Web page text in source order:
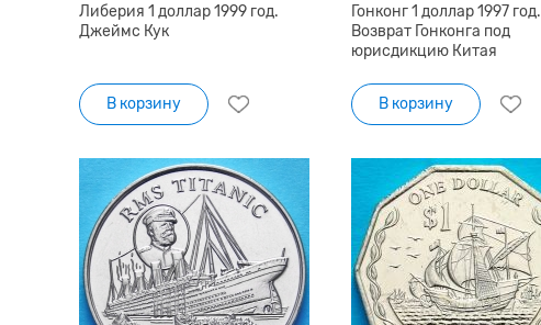
Либерия 1 доллар 1999 год.
Джеймс Кук
В корзину
Гонконг 1 доллар 1997 год.
Возврат Гонконга под
юрисдикцию Китая
В корзину